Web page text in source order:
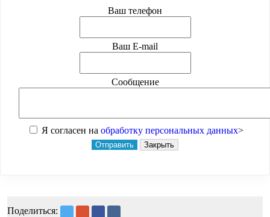
Ваш телефон
Ваш E-mail
Сообщение
Я согласен на обработку персональных данных>
Отправить Закрыть
Поделиться: